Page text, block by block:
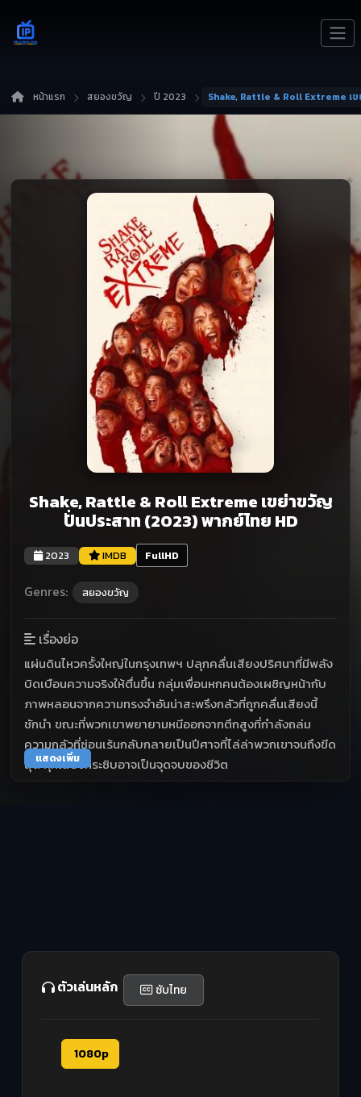
หน้าแรก สยองขวัญ ปี 2023
Shake, Rattle & Roll Extreme เขย่าขวัญ
ปั่นประสาท (2023) พากย์ไทย HD
2023 IMDB FullHD
Genres: สยองขวัญ
เรื่องย่อ
แผ่นดินไหวครั้งใหญ่ในกรุงเทพฯ ปลุกคลื่นเสียงปริศนาที่มีพลัง
บิดเบือนความจริงให้ตื่นขึ้น กลุ่มเพื่อนหกคนต้องเผชิญหน้ากับ
ภาพหลอนจากความทรงจำอันน่าสะพรึงกลัวที่ถูกคลื่นเสียงนี้
ชักนำ ขณะที่พวกเขาพยายามหนีออกจากตึกสูงที่กำลังถล่ม
ความกลัวที่ซ่อนเร้นกลับกลายเป็นปีศาจที่ไล่ล่าพวกเขาจนถึงขีด
สุด ทุกเสียงกระซิบอาจเป็นจุดจบของชีวิต
แสดงเพิ่ม
ตัวเล่นหลัก ซับไทย
1080p